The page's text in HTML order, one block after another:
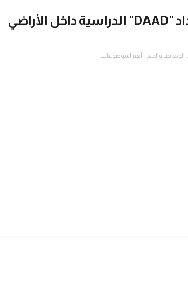
رابط التسجيل في منح مؤسسة الداد "DAAD" الدراسية داخل الأراضي
, الوظائف والمنح , أهم الموضوعات